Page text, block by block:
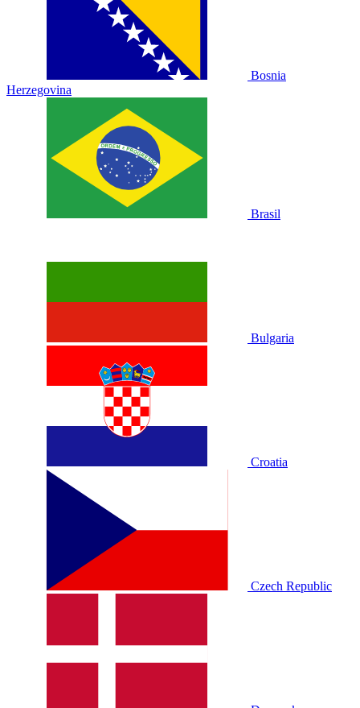
Bosnia
Herzegovina
Brasil
Bulgaria
Croatia
Czech Republic